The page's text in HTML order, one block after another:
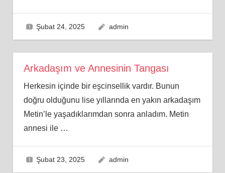
Şubat 24, 2025 admin
Arkadaşım ve Annesinin Tangası
Herkesin içinde bir eşcinsellik vardır. Bunun
doğru olduğunu lise yıllarında en yakın arkadaşım
Metin’le yaşadıklarımdan sonra anladım. Metin
annesi ile …
Şubat 23, 2025 admin